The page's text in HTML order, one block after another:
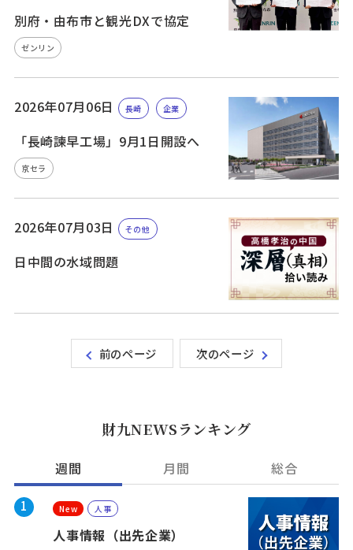
別府・由布市と観光DXで協定
ゼンリン
2026年07月06日 長崎 企業
「長崎諫早工場」9月1日開設へ
京セラ
2026年07月03日 その他
日中間の水域問題
前のページ 次のページ
財九NEWSランキング
週間 月間 総合
1 New 人事
人事情報（出先企業）